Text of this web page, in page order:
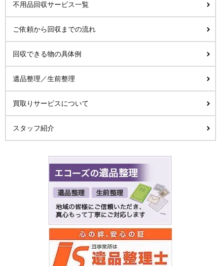
不用品回収サービス一覧
ご依頼から回収までの流れ
回収できる物の具体例
遺品整理／生前整理
買取りサービスについて
スタッフ紹介